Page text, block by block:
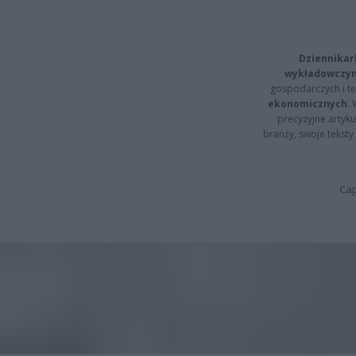
gospodarczych i
ekonomicznych.
precyzyjne
branży, swoje